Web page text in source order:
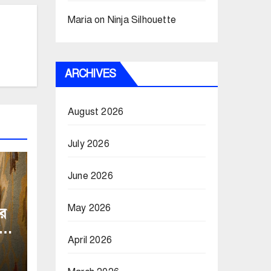
Maria on Ninja Silhouette
ARCHIVES
August 2026
July 2026
June 2026
May 2026
April 2026